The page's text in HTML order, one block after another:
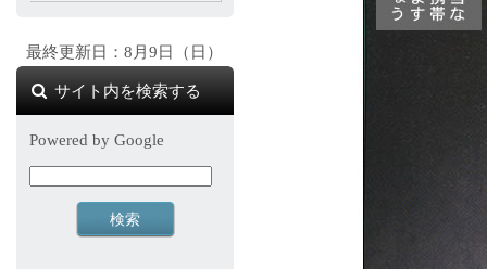
最終更新日：8月9日（日）
サイト内を検索する
Powered by Google